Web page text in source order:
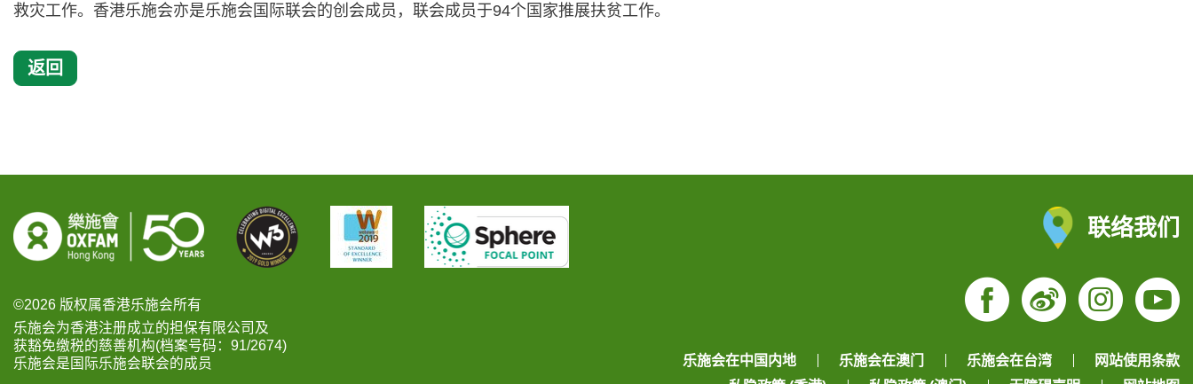
救灾工作。香港乐施会亦是乐施会国际联会的创会成员，联会成员于94个国家推展扶贫工作。
返回
©2026 版权属香港乐施会所有
乐施会为香港注册成立的担保有限公司及
获豁免缴税的慈善机构(档案号码：91/2674)
乐施会是国际乐施会联会的成员
联络我们
Facebook
Weibo
乐施会在中国内地 乐施会在澳门 乐施会在台湾
网站使用条款